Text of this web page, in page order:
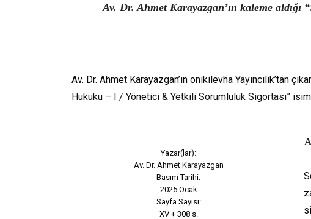
Av. Dr. Ahmet Karayazgan’ın kaleme
Av. Dr. Ahmet Karayazgan’ın onikilevha Yayıncılık’tan
Hukuku – I / Yönetici & Yetkili Sorumluluk Sigortası”
Yazar(lar):
Av. Dr. Ahmet Karayazgan
Basım Tarihi:
2025 Ocak
Sayfa Sayısı:
XV + 308 s.